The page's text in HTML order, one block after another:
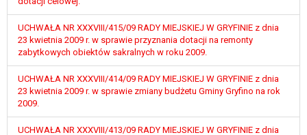
UCHWAŁA NR XXXVIII/415/09 RADY MIEJSKIEJ W GRYFINIE z dnia
23 kwietnia 2009 r. w sprawie przyznania dotacji na remonty
zabytkowych obiektów sakralnych w roku 2009.
UCHWAŁA NR XXXVIII/414/09 RADY MIEJSKIEJ W GRYFINIE z dnia
23 kwietnia 2009 r. w sprawie zmiany budżetu Gminy Gryfino na rok
2009.
UCHWAŁA NR XXXVIII/413/09 RADY MIEJSKIEJ W GRYFINIE z dnia
uzasadnionych podstaw do przetwarzania,
wolności osoby, której dane dotyczą, lub
podstaw do ustalenia, dochodzenia lub
obrony roszczeń.
osobowych odbywa się na podstawie zgody osoby
na przetwarzanie danych osobowych (art. 6 ust. 1